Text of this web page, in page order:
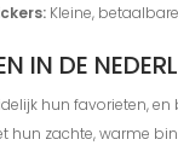
Kleine,
IN DE
hun favorieten,
hun zachte, warme